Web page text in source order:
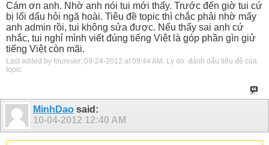
Cám ơn anh. Nhờ anh nói tui mới thấy. Trước đến giờ tui cứ
bị lổi dấu hỏi ngã hoài. Tiêu đề topic thì chắc phải nhờ mấy
anh admin rồi, tui không sửa được. Nếu thấy sai anh cứ
nhắc, tui nghỉ mình viết đúng tiếng Việt là góp phần gìn giử
tiếng Việt còn mãi.
Last edited by fourever; 09-24-2012 at 09:44 AM Lý do: đánh dấu tiêu đề của
topic
MinhDao said:
10-04-2012 12:40 AM